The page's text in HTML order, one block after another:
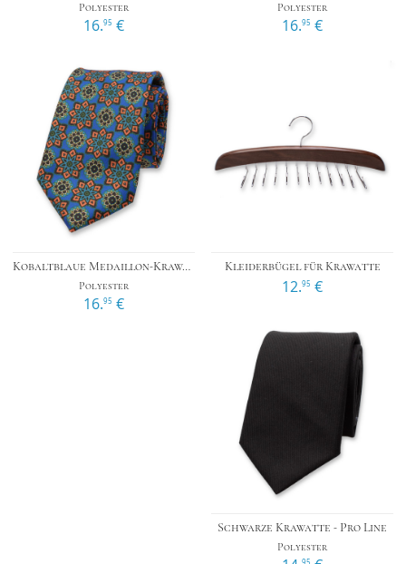
Polyester
16.95 €
Polyester
16.95 €
Kobaltblaue Medaillon-Krawatte
Polyester
16.95 €
Kleiderbügel für Krawatte
12.95 €
Schwarze Krawatte - Pro Line
Polyester
95